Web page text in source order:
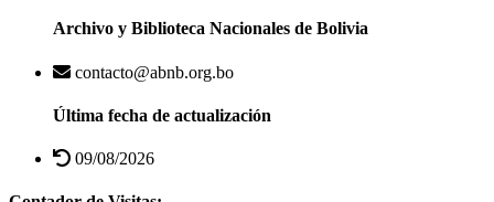
Archivo y Biblioteca Nacionales de Bolivia
contacto@abnb.org.bo
Última fecha de actualización
09/08/2026